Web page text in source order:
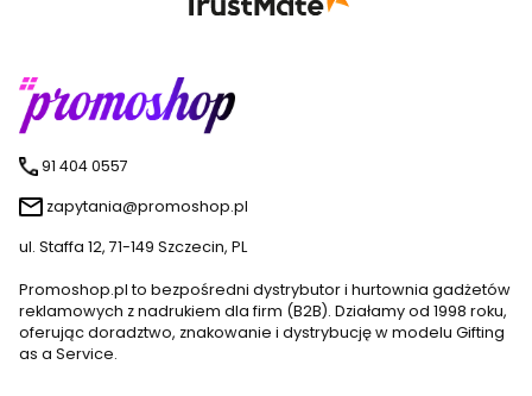
91 404 0557
zapytania@promoshop.pl
ul. Staffa 12, 71-149 Szczecin, PL
Promoshop.pl to bezpośredni dystrybutor i hurtownia gadżetów
reklamowych z nadrukiem dla firm (B2B). Działamy od 1998 roku,
oferując doradztwo, znakowanie i dystrybucję w modelu Gifting
as a Service.